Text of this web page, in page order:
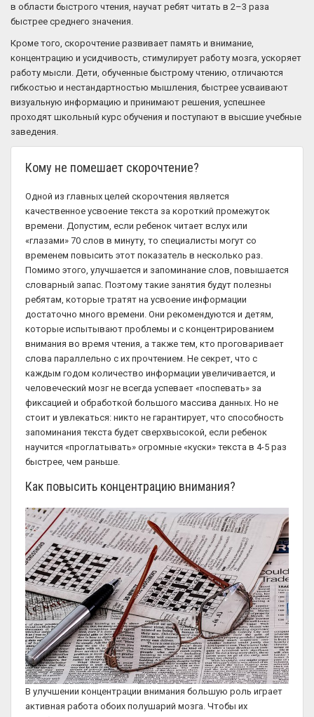
в области быстрого чтения, научат ребят читать в 2–3 раза
быстрее среднего значения.
Кроме того, скорочтение развивает память и внимание,
концентрацию и усидчивость, стимулирует работу мозга, ускоряет
работу мысли. Дети, обученные быстрому чтению, отличаются
гибкостью и нестандартностью мышления, быстрее усваивают
визуальную информацию и принимают решения, успешнее
проходят школьный курс обучения и поступают в высшие учебные
заведения.
Кому не помешает скорочтение?
Одной из главных целей скорочтения является
качественное усвоение текста за короткий промежуток
времени. Допустим, если ребенок читает вслух или
«глазами» 70 слов в минуту, то специалисты могут со
временем повысить этот показатель в несколько раз.
Помимо этого, улучшается и запоминание слов, повышается
словарный запас. Поэтому такие занятия будут полезны
ребятам, которые тратят на усвоение информации
достаточно много времени. Они рекомендуются и детям,
которые испытывают проблемы и с концентрированием
внимания во время чтения, а также тем, кто проговаривает
слова параллельно с их прочтением. Не секрет, что с
каждым годом количество информации увеличивается, и
человеческий мозг не всегда успевает «поспевать» за
фиксацией и обработкой большого массива данных. Но не
стоит и увлекаться: никто не гарантирует, что способность
запоминания текста будет сверхвысокой, если ребенок
научится «проглатывать» огромные «куски» текста в 4-5 раз
быстрее, чем раньше.
Как повысить концентрацию внимания?
В улучшении концентрации внимания большую роль играет
активная работа обоих полушарий мозга. Чтобы их